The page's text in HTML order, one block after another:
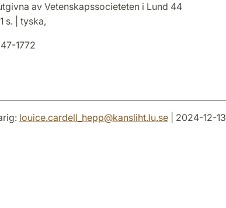
av Vetenskapssocieteten i Lund 44
s. | tyska,
1772
louice.cardell_hepp@kansliht.lu.se| 2024-12-13